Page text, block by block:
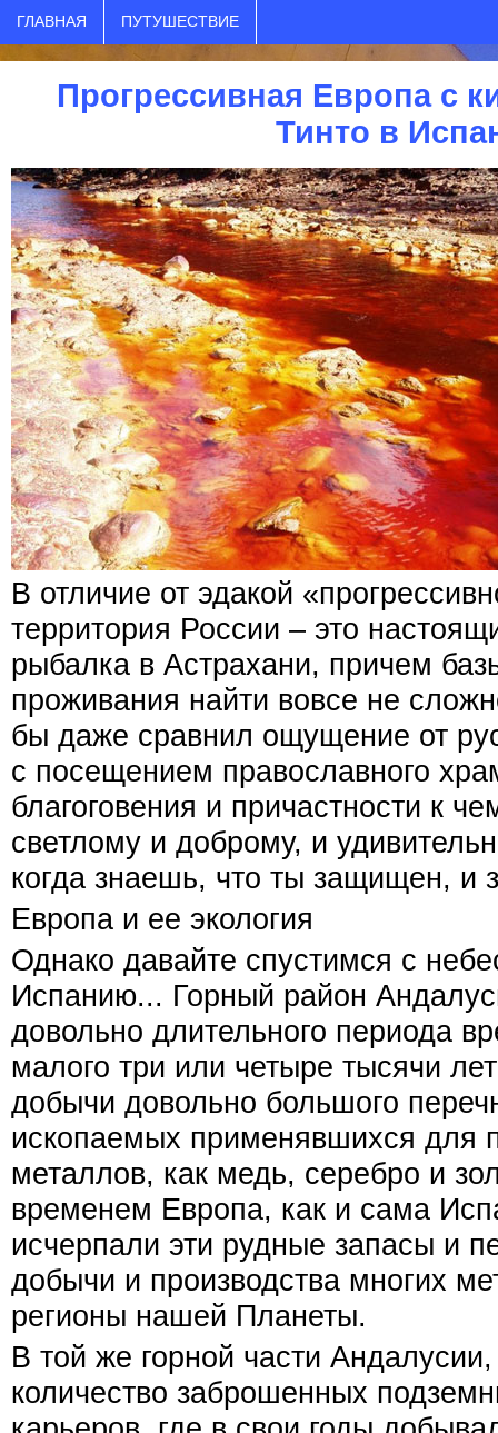
ГЛАВНАЯ ПУТУШЕСТВИЕ
Прогрессивная Европа с
Тинто в
В отличие от эдакой
территория России – это
рыбалка в Астрахани, причем
проживания найти вовсе не
бы даже сравнил ощущение от
с посещением православного
благоговения и причастности к
светлому и доброму, и
когда знаешь, что ты защищен, и
Европа и ее экология
Однако давайте спустимся с
Испанию... Горный район
довольно длительного периода
малого три или четыре тысячи
добычи довольно большого
ископаемых применявшихся для
металлов, как медь, серебро и
временем Европа, как и сама
исчерпали эти рудные запасы и
добычи и производства многих
регионы нашей Планеты.
В той же горной части
количество заброшенных